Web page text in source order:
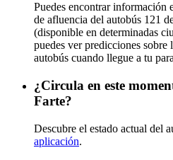
Puedes encontrar información
de afluencia del autobús 121
(disponible en determinadas
puedes ver predicciones sobre
autobús cuando llegue a tu
¿Circula en este
Farte?
Descubre el estado actual del
aplicación.